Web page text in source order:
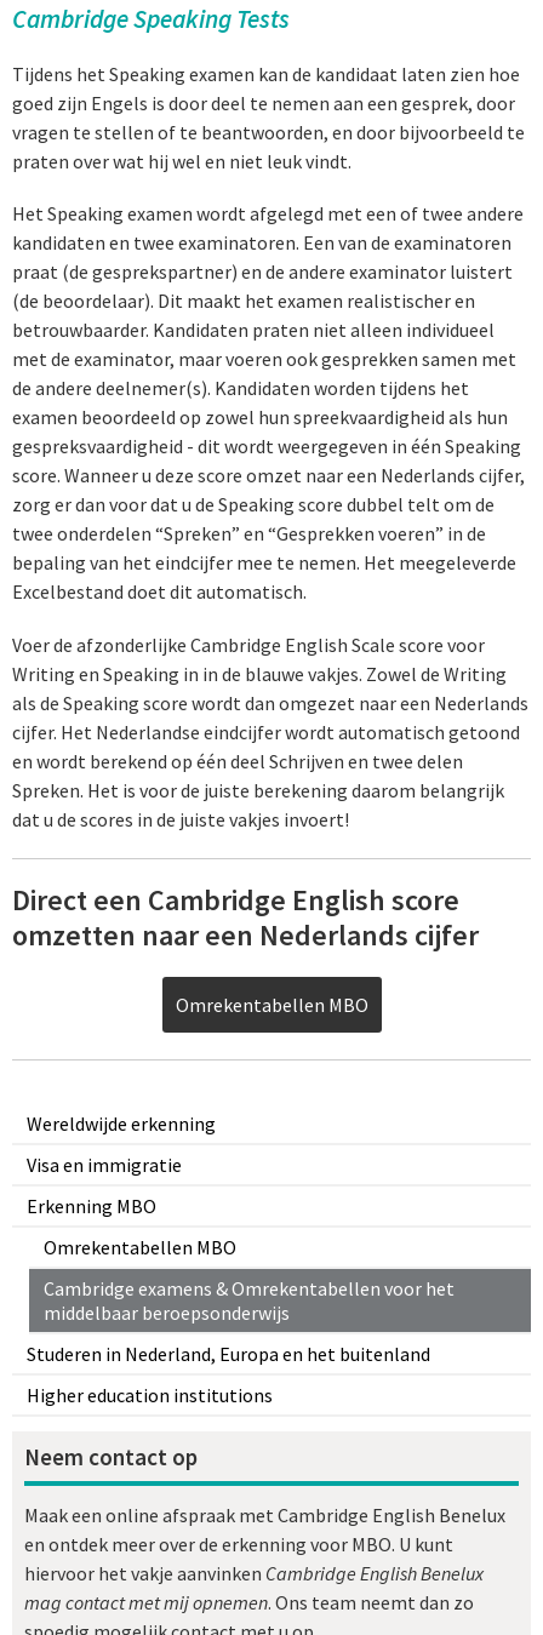
Wereldwijde erkenning
Visa en immigratie
Erkenning MBO
Omrekentabellen MBO
Cambridge examens & Omrekentabellen voor het
middelbaar beroepsonderwijs
Studeren in Nederland, Europa en het buitenland
Higher education institutions
Neem contact op
Maak een online afspraak met Cambridge English Benelux
en ontdek meer over de erkenning voor MBO. U kunt
hiervoor het vakje aanvinken Cambridge English Benelux
mag contact met mij opnemen. Ons team neemt dan zo
Cambridge Speaking Tests
Tijdens het Speaking examen kan de kandidaat laten zien hoe
goed zijn Engels is door deel te nemen aan een gesprek, door
vragen te stellen of te beantwoorden, en door bijvoorbeeld te
praten over wat hij wel en niet leuk vindt.
Het Speaking examen wordt afgelegd met een of twee andere
kandidaten en twee examinatoren. Een van de examinatoren
praat (de gesprekspartner) en de andere examinator luistert
(de beoordelaar). Dit maakt het examen realistischer en
betrouwbaarder. Kandidaten praten niet alleen individueel
met de examinator, maar voeren ook gesprekken samen met
de andere deelnemer(s). Kandidaten worden tijdens het
examen beoordeeld op zowel hun spreekvaardigheid als hun
gespreksvaardigheid - dit wordt weergegeven in één Speaking
score. Wanneer u deze score omzet naar een Nederlands cijfer,
zorg er dan voor dat u de Speaking score dubbel telt om de
twee onderdelen “Spreken” en “Gesprekken voeren” in de
bepaling van het eindcijfer mee te nemen. Het meegeleverde
Excelbestand doet dit automatisch.
Voer de afzonderlijke Cambridge English Scale score voor
Writing en Speaking in in de blauwe vakjes. Zowel de Writing
als de Speaking score wordt dan omgezet naar een Nederlands
cijfer. Het Nederlandse eindcijfer wordt automatisch getoond
en wordt berekend op één deel Schrijven en twee delen
Spreken. Het is voor de juiste berekening daarom belangrijk
dat u de scores in de juiste vakjes invoert!
Direct een Cambridge English score
omzetten naar een Nederlands cijfer
Omrekentabellen MBO